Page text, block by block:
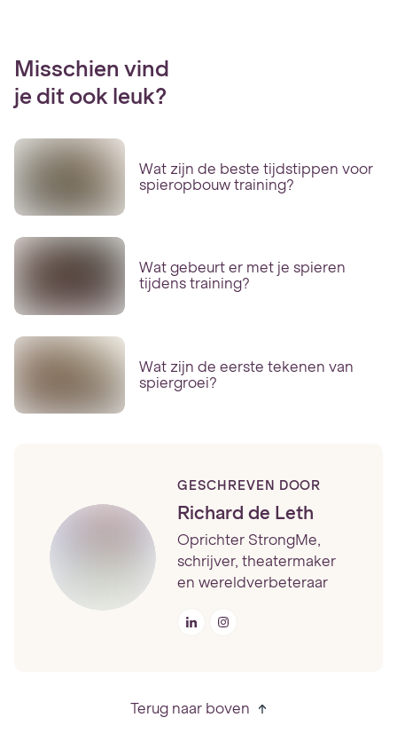
Misschien vind
je dit ook leuk?
Wat zijn de beste tijdstippen voor
spieropbouw training?
Wat gebeurt er met je spieren
tijdens training?
Wat zijn de eerste tekenen van
spiergroei?
GESCHREVEN DOOR
Richard de Leth
Oprichter StrongMe,
schrijver, theatermaker
en wereldverbeteraar
Terug naar boven